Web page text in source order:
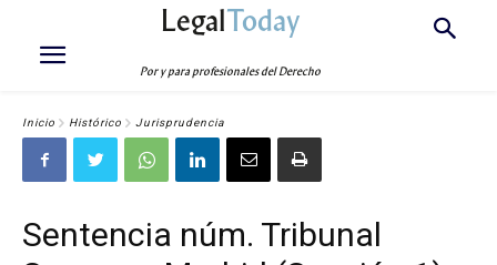
LegalToday
Por y para profesionales del Derecho
Inicio Histórico Jurisprudencia
Sentencia núm. Tribunal